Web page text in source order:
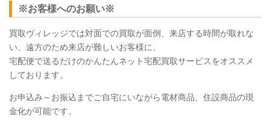
※お客様へのお願い※
買取ヴィレッジでは対面での買取が面倒、来店する時間が取れな
い、遠方のため来店が難しいお客様に、
宅配便で送るだけのかんたんネット宅配買取サービスをオススメ
しております。
お申込み～お振込までご自宅にいながら電材商品、住設商品の現
金化が可能です。